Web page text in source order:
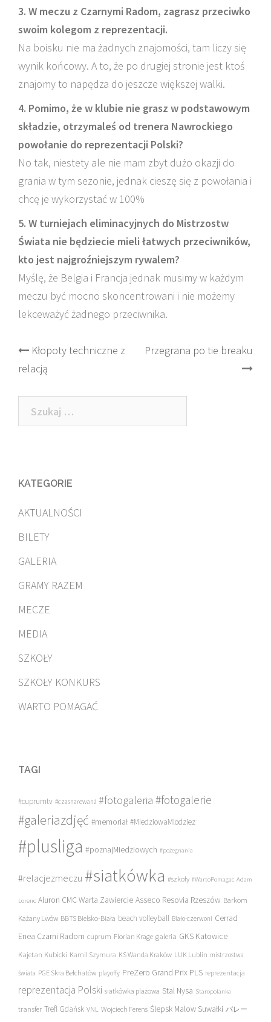
3. W meczu z Czarnymi Radom, zagrasz przeciwko
swoim kolegom z reprezentacji.
Na boisku nie ma żadnych znajomości, tam liczy się
wynik końcowy. A to, że po drugiej stronie jest ktoś
znajomy to napędza do jeszcze większej walki.
4. Pomimo, że w klubie nie grasz w podstawowym
składzie, otrzymaleś od trenera Nawrockiego
powołanie do reprezentacji Polski?
No tak, niestety ale nie mam zbyt dużo okazji do
grania w tym sezonie, jednak cieszę się z powołania i
chcę je wykorzystać w 100%
5. W turniejach eliminacyjnych do Mistrzostw
Świata nie będziecie mieli łatwych przeciwników,
kto jest najgroźniejszym rywalem?
Myślę, że Belgia i Francja jednak musimy w każdym
meczu być mocno skoncentrowani i nie możemy
lekceważyć żadnego przeciwnika.
Post
navigation
Kłopoty techniczne z
relacją
Przegrana po tie breaku
Szukaj:
KATEGORIE
AKTUALNOŚCI
BILETY
GALERIA
GRAMY RAZEM
MECZE
MEDIA
SZKOŁY
SZKOŁY KONKURS
WARTO POMAGAĆ
TAGI
#cuprumtv #czasnarewanż #fotogaleria #fotogalerie
#galeriazdjęć #memoriał #MiedziowaMlodziez
#plusliga #poznajMiedziowych #pożegnania
#relacjezmeczu #siatkówka #szkoły #WartoPomagac Adam
Lorenc Aluron CMC Warta Zawiercie Asseco Resovia Rzeszów Barkom
Każany Lwów BBTS Bielsko-Biała beach volleyball Biało-czerwoni Cerrad
Enea Czarni Radom cuprum Florian Krage galeria GKS Katowice
Kajetan Kubicki Kamil Szymura KS Wanda Kraków LUK Lublin mistrzostwa
świata PGE Skra Bełchatów playoffy PreZero Grand Prix PLS reprezentacja
reprezentacja Polski siatkówka plażowa Stal Nysa Staropolanka
transfer Trefl Gdańsk VNL Wojciech Ferens Ślepsk Malow Suwałki バレー